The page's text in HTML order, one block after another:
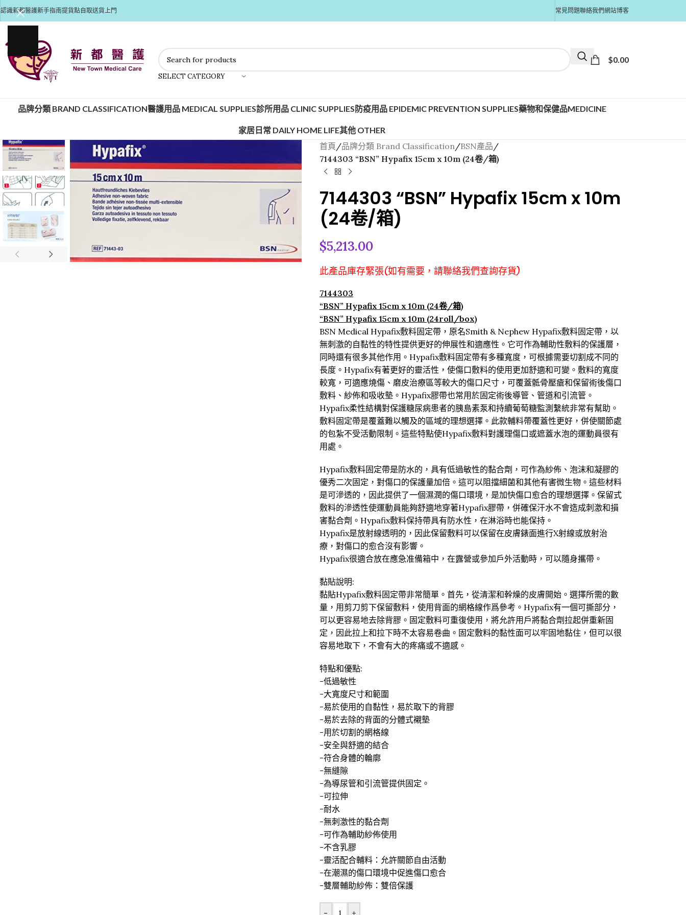
認識新都醫護新手指南提貨點自取送貨上門 常見問題聯絡我們網站博客
SELECT CATEGORY
$0.00
品牌分類 BRAND CLASSIFICATION醫護用品 MEDICAL SUPPLIES診所用品 CLINIC SUPPLIES防疫用品 EPIDEMIC PREVENTION SUPPLIES藥物和保健品MEDICINE
家居日常 DAILY HOME LIFE其他 OTHER
首頁/品牌分類 Brand Classification/BSN產品/
7144303 “BSN” Hypafix 15cm x 10m (24卷/箱)
7144303 “BSN” Hypafix 15cm x 10m
(24卷/箱)
$5,213.00
此產品庫存緊張(如有需要，請聯絡我們查詢存貨)
7144303
“BSN” Hypafix 15cm x 10m (24卷/箱)
“BSN” Hypafix 15cm x 10m (24roll/box)
BSN Medical Hypafix敷料固定帶，原名Smith & Nephew Hypafix敷料固定帶，以
無刺激的自黏性的特性提供更好的伸展性和適應性。它可作為輔助性敷料的保護層，
同時還有很多其他作用。Hypafix敷料固定帶有多種寬度，可根據需要切割成不同的
長度。Hypafix有著更好的靈活性，使傷口敷料的使用更加舒適和可變。敷料的寬度
較寬，可適應燒傷、磨皮治療區等較大的傷口尺寸，可覆蓋骶骨壓瘡和保留術後傷口
敷料、紗佈和吸收墊。Hypafix膠帶也常用於固定術後導管、管道和引流管。
Hypafix柔性結構對保護糖尿病患者的胰島素泵和持續葡萄糖監測繫統非常有幫助。
敷料固定帶是覆蓋難以觸及的區域的理想選擇。此款輔料帶覆蓋性更好，併使關節處
的包紮不受活動限制。這些特點使Hypafix敷料對護理傷口或遮蓋水泡的運動員很有
用處。
Hypafix敷料固定帶是防水的，具有低過敏性的黏合劑，可作為紗佈、泡沫和凝膠的
優秀二次固定，對傷口的保護量加倍。這可以阻擋細菌和其他有害微生物。這些材料
是可滲透的，因此提供了一個濕潤的傷口環境，是加快傷口愈合的理想選擇。保留式
敷料的滲透性使運動員能夠舒適地穿著Hypafix膠帶，併確保汗水不會造成刺激和損
害黏合劑。Hypafix敷料保持帶具有防水性，在淋浴時也能保持。
Hypafix是放射線透明的，因此保留敷料可以保留在皮膚錶面進行X射線或放射治
療，對傷口的愈合沒有影響。
Hypafix很適合放在應急准備箱中，在露營或參加戶外活動時，可以隨身攜帶。
黏貼說明:
黏貼Hypafix敷料固定帶非常簡單。首先，從清潔和幹燥的皮膚開始。選擇所需的數
量，用剪刀剪下保留敷料，使用背面的網格線作爲參考。Hypafix有一個可撕部分，
可以更容易地去除背膠。固定敷料可重復使用，將允許用戶將黏合劑拉起併重新固
定，因此拉上和拉下時不太容易卷曲。固定敷料的黏性面可以牢固地黏住，但可以很
容易地取下，不會有大的疼痛或不適感。
特點和優點:
-低過敏性
-大寬度尺寸和範圍
-易於使用的自黏性，易於取下的背膠
-易於去除的背面的分體式襯墊
-用於切割的網格線
-安全與舒適的結合
-符合身體的輪廓
-無縫隙
-為導尿管和引流管提供固定。
-可拉伸
-耐水
-無刺激性的黏合劑
-可作為輔助紗佈使用
-不含乳膠
-靈活配合輔料：允許關節自由活動
-在潮濕的傷口環境中促進傷口愈合
-雙層輔助紗佈：雙倍保護
- +